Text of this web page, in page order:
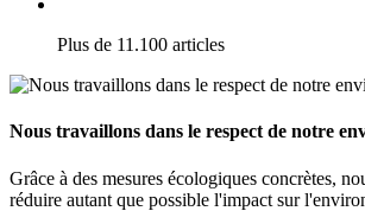
Plus de 11.100 articles
Nous travaillons dans le respect de notre
Grâce à des mesures écologiques concrètes,
réduire autant que possible l'impact sur